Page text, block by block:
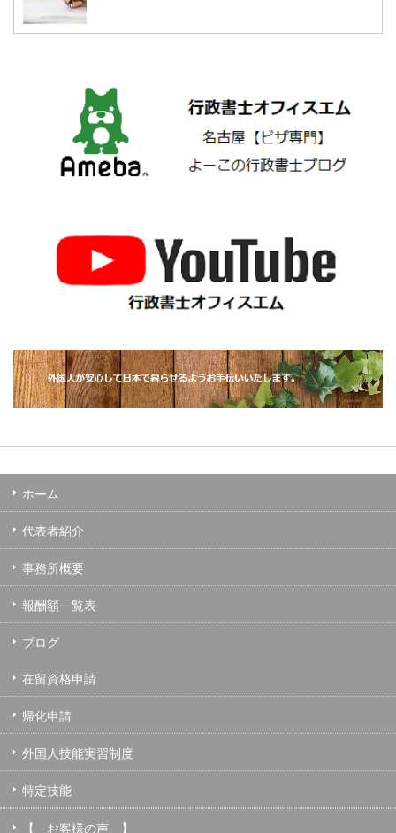
ホーム
代表者紹介
事務所概要
報酬額一覧表
ブログ
在留資格申請
帰化申請
外国人技能実習制度
特定技能
【 お客様の声 】